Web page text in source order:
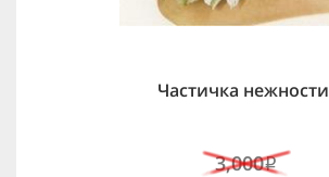
Частичка нежности
3,000i